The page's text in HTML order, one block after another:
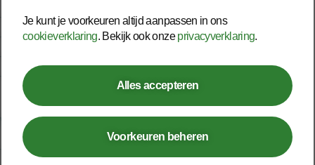
– Open spreekuur
– Bedrijfsarts
– Deskundigenoordeel
Werken bij
– Vacatures
Je kunt je voorkeuren altijd aanpassen in ons
cookieverklaring. Bekijk ook onzeprivacyverklaring.
Alles accepteren
Voorkeuren beheren